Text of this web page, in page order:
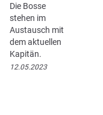
Die Bosse
stehen im
Austausch mit
dem aktuellen
Kapitän.
12.05.2023